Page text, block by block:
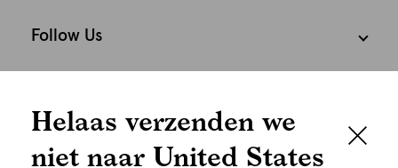
Follow Us
Nederland Nederlands
Helaas verzenden we
niet naar United States